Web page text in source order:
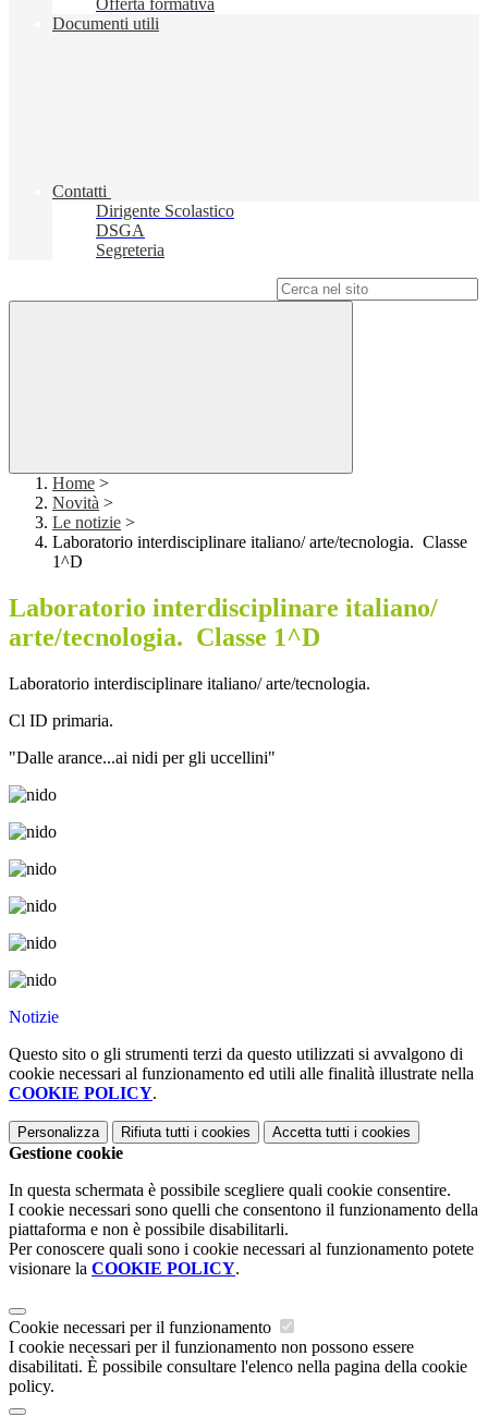
Offerta formativa
Documenti utili
Contatti
Dirigente Scolastico
DSGA
Segreteria
Home >
Novità >
Le notizie >
Laboratorio interdisciplinare italiano/ arte/tecnologia. Classe
1^D
Laboratorio interdisciplinare italiano/
arte/tecnologia. Classe 1^D
Laboratorio interdisciplinare italiano/ arte/tecnologia.
Cl ID primaria.
"Dalle arance...ai nidi per gli uccellini"
Notizie
Questo sito o gli strumenti terzi da questo utilizzati si avvalgono di
cookie necessari al funzionamento ed utili alle finalità illustrate nella
COOKIE POLICY.
Personalizza Rifiuta tutti i cookies Accetta tutti i cookies
Gestione cookie
In questa schermata è possibile scegliere quali cookie consentire.
I cookie necessari sono quelli che consentono il funzionamento della
piattaforma e non è possibile disabilitarli.
Per conoscere quali sono i cookie necessari al funzionamento potete
visionare la COOKIE POLICY.
Cookie necessari per il funzionamento
I cookie necessari per il funzionamento non possono essere
disabilitati. È possibile consultare l'elenco nella pagina della cookie
policy.